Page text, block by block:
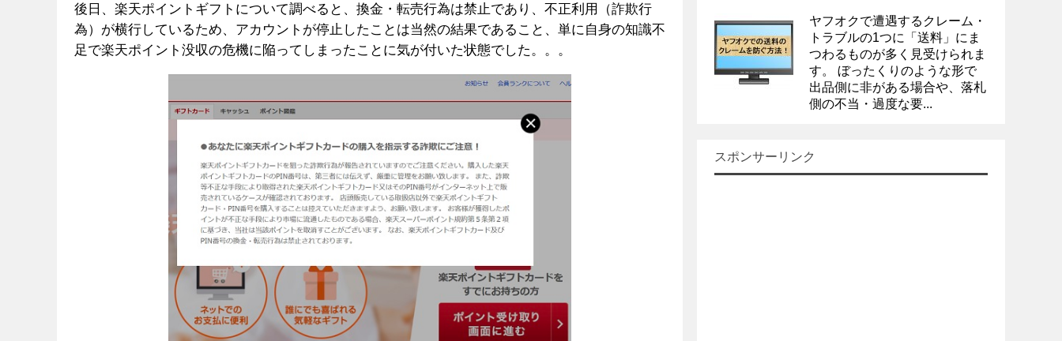
後日、楽天ポイントギフトについて調べると、換金・転売行為は禁止であり、不正利用（詐欺行
為）が横行しているため、アカウントが停止したことは当然の結果であること、単に自身の知識不
足で楽天ポイント没収の危機に陥ってしまったことに気が付いた状態でした。。。
ヤフオクで遭遇するクレーム・
トラブルの1つに「送料」にま
つわるものが多く見受けられま
す。 ぼったくりのような形で
出品側に非がある場合や、落札
側の不当・過度な要...
スポンサーリンク